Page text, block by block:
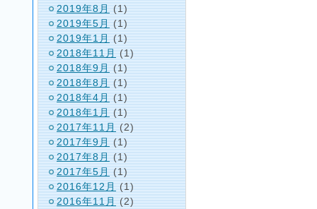
2019年8月
(1)
2019年5月
(1)
2019年1月 (1)
2018年11月 (1)
2018年9月
(1)
2018年8月
(1)
2018年4月 (1)
2018年1月 (1)
2017年11月
(2)
2017年9月
(1)
2017年8月 (1)
2017年5月 (1)
2016年12月
(1)
2016年11月
(2)